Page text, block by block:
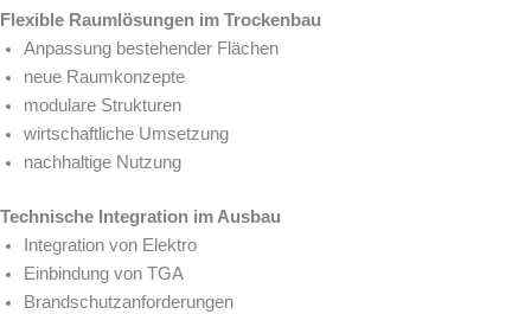
Flexible Raumlösungen im Trockenbau
Anpassung bestehender Flächen
neue Raumkonzepte
modulare Strukturen
wirtschaftliche Umsetzung
nachhaltige Nutzung
Technische Integration im Ausbau
Integration von Elektro
Einbindung von TGA
Brandschutzanforderungen